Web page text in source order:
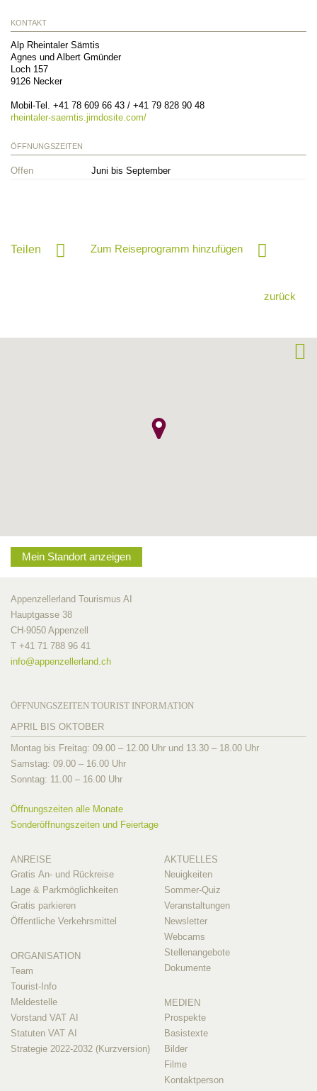
KONTAKT
Alp Rheintaler Sämtis
Agnes und Albert Gmünder
Loch 157
9126 Necker
Mobil-Tel. +41 78 609 66 43 / +41 79 828 90 48
rheintaler-saemtis.jimdosite.com/
ÖFFNUNGSZEITEN
Offen Juni bis September
Teilen Zum Reiseprogramm hinzufügen
zurück
Mein Standort anzeigen
Appenzellerland Tourismus AI
Hauptgasse 38
CH-9050 Appenzell
T +41 71 788 96 41
info@appenzellerland.ch
ÖFFNUNGSZEITEN TOURIST INFORMATION
APRIL BIS OKTOBER
Montag bis Freitag: 09.00 – 12.00 Uhr und 13.30 – 18.00 Uhr
Samstag: 09.00 – 16.00 Uhr
Sonntag: 11.00 – 16.00 Uhr
Öffnungszeiten alle Monate
Sonderöffnungszeiten und Feiertage
ANREISE
Gratis An- und Rückreise
Lage & Parkmöglichkeiten
Gratis parkieren
Öffentliche Verkehrsmittel
ORGANISATION
Team
Tourist-Info
Meldestelle
Vorstand VAT AI
Statuten VAT AI
Strategie 2022-2032 (Kurzversion)
AKTUELLES
Neuigkeiten
Sommer-Quiz
Veranstaltungen
Newsletter
Webcams
Stellenangebote
Dokumente
MEDIEN
Prospekte
Basistexte
Bilder
Filme
Kontaktperson